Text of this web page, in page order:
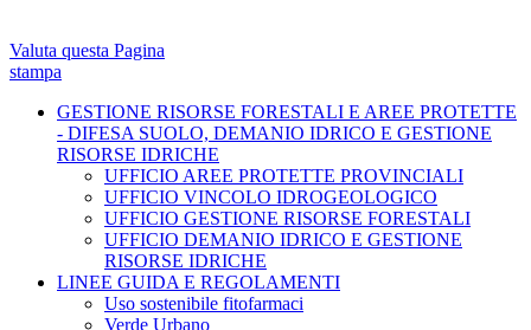
Valuta questa Pagina
stampa
GESTIONE RISORSE FORESTALI E AREE PROTETTE
- DIFESA SUOLO, DEMANIO IDRICO E GESTIONE
RISORSE IDRICHE
UFFICIO AREE PROTETTE PROVINCIALI
UFFICIO VINCOLO IDROGEOLOGICO
UFFICIO GESTIONE RISORSE FORESTALI
UFFICIO DEMANIO IDRICO E GESTIONE
RISORSE IDRICHE
LINEE GUIDA E REGOLAMENTI
Uso sostenibile fitofarmaci
Verde Urbano